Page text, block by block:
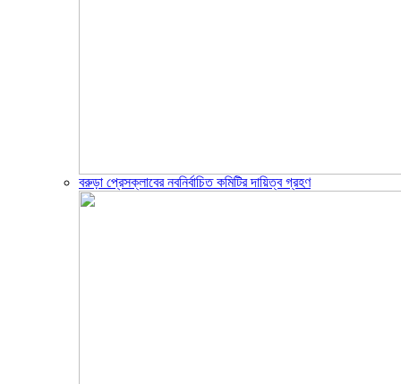
বরুড়া প্রেসক্লাবের নবনির্বাচিত কমিটির দায়িত্ব গ্রহণ